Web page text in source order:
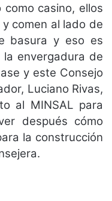
casino, ellos
comen al lado de
basura y eso es
envergadura de
y este Consejo
Luciano Rivas,
al MINSAL para
después cómo
la construcción